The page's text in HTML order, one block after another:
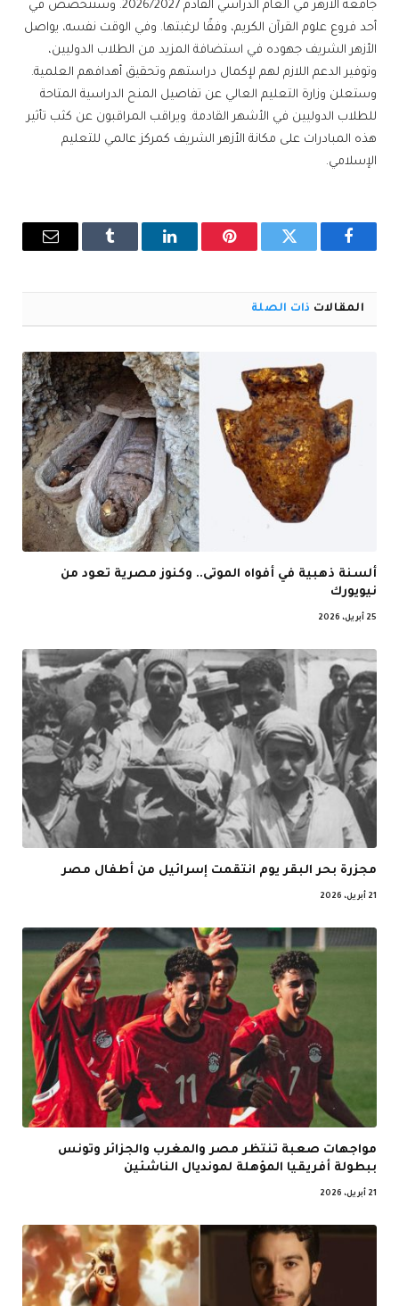
جامعة الأزهر في العام الدراسي القادم 2026/2027. وستتخصص في
أحد فروع علوم القرآن الكريم، وفقًا لرغبتها. وفي الوقت نفسه، يواصل
الأزهر الشريف جهوده في استضافة المزيد من الطلاب الدوليين،
وتوفير الدعم اللازم لهم لإكمال دراستهم وتحقيق أهدافهم العلمية.
وستعلن وزارة التعليم العالي عن تفاصيل المنح الدراسية المتاحة
للطلاب الدوليين في الأشهر القادمة. ويراقب المراقبون عن كثب تأثير
هذه المبادرات على مكانة الأزهر الشريف كمركز عالمي للتعليم
الإسلامي.
فيسبوك تويتر بينتيريستلينكدإن Tumblr
البريد
المقالات ذات الصلة
ألسنة ذهبية في أفواه الموتى.. وكنوز مصرية تعود من
نيويورك
25 أبريل، 2026
مجزرة بحر البقر يوم انتقمت إسرائيل من أطفال مصر
21 أبريل، 2026
مواجهات صعبة تنتظر مصر والمغرب والجزائر وتونس
ببطولة أفريقيا المؤهلة لمونديال الناشئين
21 أبريل، 2026